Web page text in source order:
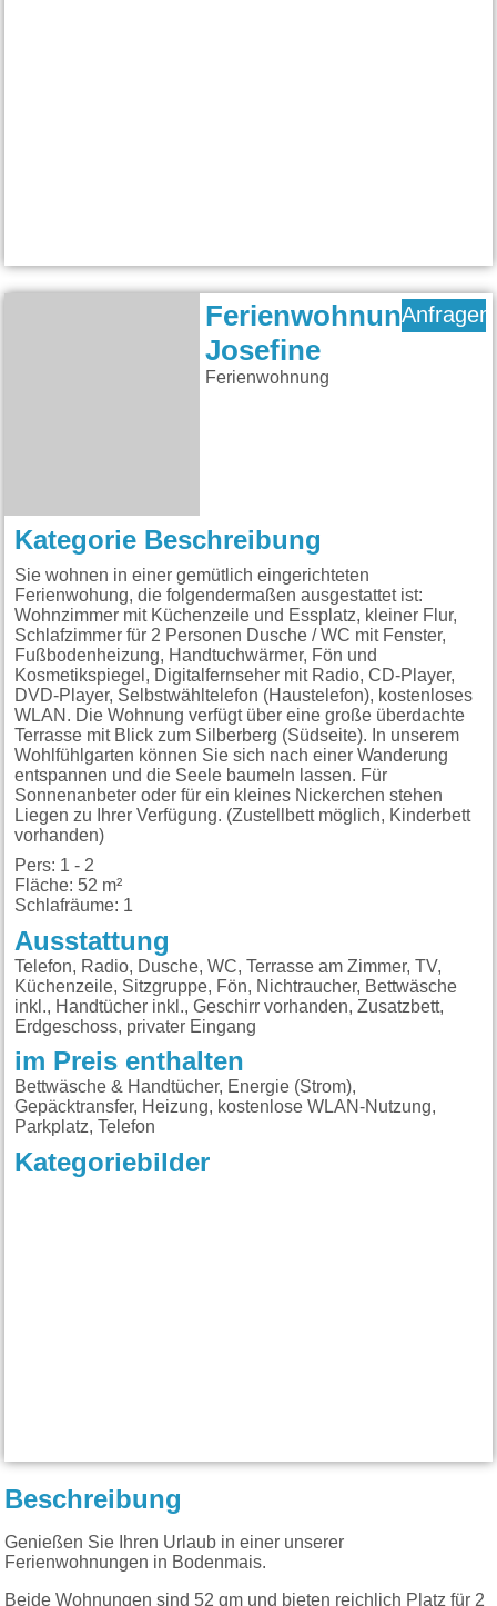
Ferienwohnung
Josefine
Ferienwohnung
Anfragen
Kategorie Beschreibung
Sie wohnen in einer gemütlich eingerichteten
Ferienwohung, die folgendermaßen ausgestattet ist:
Wohnzimmer mit Küchenzeile und Essplatz, kleiner Flur,
Schlafzimmer für 2 Personen Dusche / WC mit Fenster,
Fußbodenheizung, Handtuchwärmer, Fön und
Kosmetikspiegel, Digitalfernseher mit Radio, CD-Player,
DVD-Player, Selbstwähltelefon (Haustelefon), kostenloses
WLAN. Die Wohnung verfügt über eine große überdachte
Terrasse mit Blick zum Silberberg (Südseite). In unserem
Wohlfühlgarten können Sie sich nach einer Wanderung
entspannen und die Seele baumeln lassen. Für
Sonnenanbeter oder für ein kleines Nickerchen stehen
Liegen zu Ihrer Verfügung. (Zustellbett möglich, Kinderbett
vorhanden)
Pers: 1 - 2
Fläche: 52 m²
Schlafräume: 1
Ausstattung
Telefon, Radio, Dusche, WC, Terrasse am Zimmer, TV,
Küchenzeile, Sitzgruppe, Fön, Nichtraucher, Bettwäsche
inkl., Handtücher inkl., Geschirr vorhanden, Zusatzbett,
Erdgeschoss, privater Eingang
im Preis enthalten
Bettwäsche & Handtücher, Energie (Strom),
Gepäcktransfer, Heizung, kostenlose WLAN-Nutzung,
Parkplatz, Telefon
Kategoriebilder
Beschreibung
Genießen Sie Ihren Urlaub in einer unserer
Ferienwohnungen in Bodenmais.
Beide Wohnungen sind 52 qm und bieten reichlich Platz für 2